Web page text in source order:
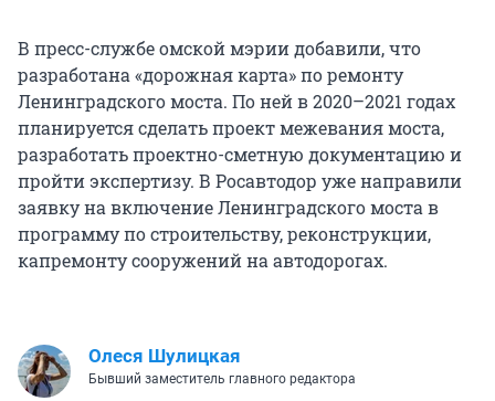
В пресс-службе омской мэрии добавили, что
разработана «дорожная карта» по ремонту
Ленинградского моста. По ней в 2020–2021 годах
планируется сделать проект межевания моста,
разработать проектно-сметную документацию и
пройти экспертизу. В Росавтодор уже направили
заявку на включение Ленинградского моста в
программу по строительству, реконструкции,
капремонту сооружений на автодорогах.
Олеся Шулицкая
Бывший заместитель главного редактора